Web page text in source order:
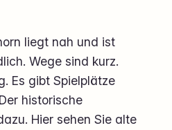
liegt nah und ist
Wege sind kurz.
Es gibt Spielplätze
historische
Hier sehen Sie alte